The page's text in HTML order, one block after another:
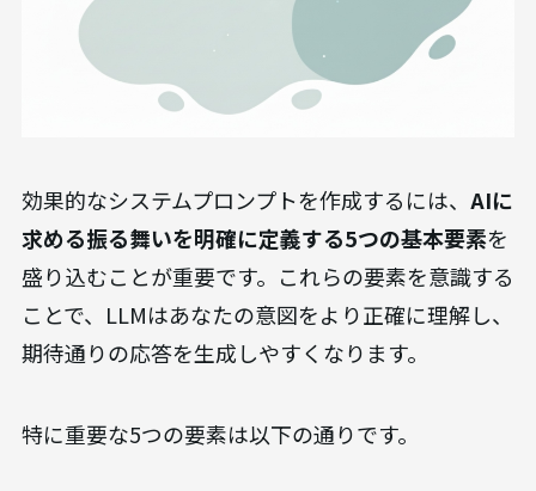
効果的なシステムプロンプトを作成するには、 AIに
求める振る舞いを明確に定義する5つの基本要素を
盛り込むことが重要です。これらの要素を意識する
ことで、LLMはあなたの意図をより正確に理解し、
期待通りの応答を生成しやすくなります。
特に重要な5つの要素は以下の通りです。